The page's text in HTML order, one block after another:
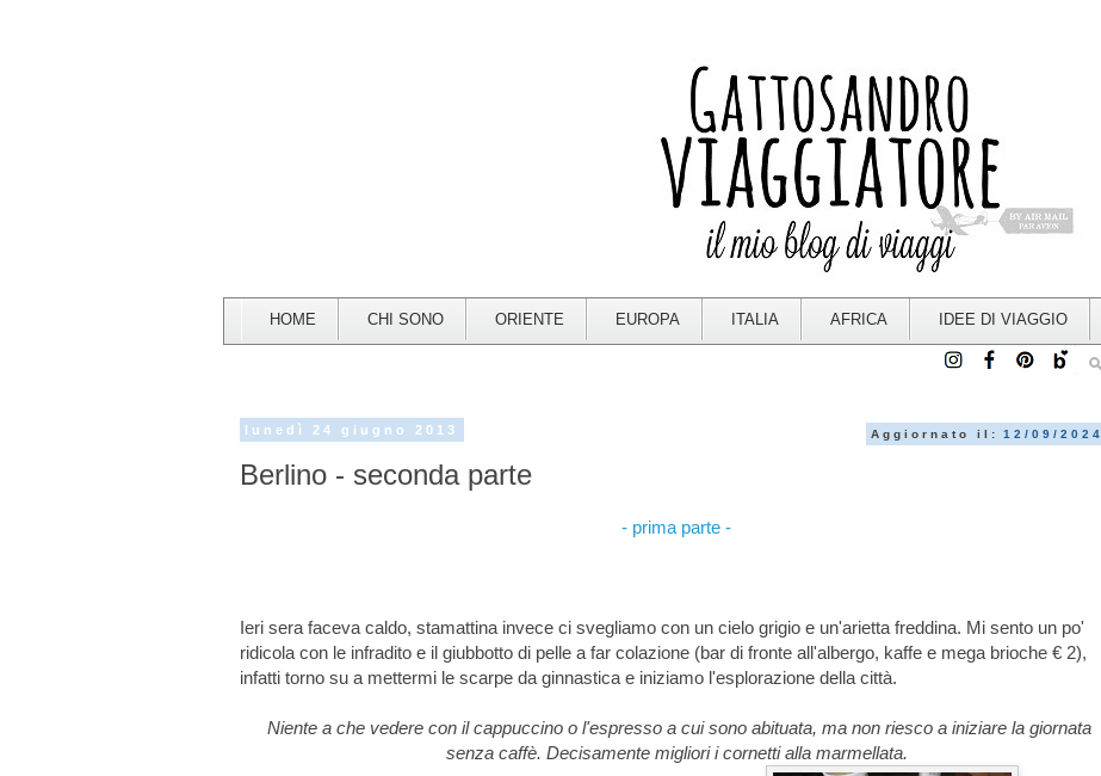
HOME CHI SONO ORIENTE EUROPA ITALIA AFRICA IDEE DI VIAGGIO
lunedì 24 giugno 2013 Aggiornato il: 12/09/2024
Berlino - seconda parte
- prima parte -
Ieri sera faceva caldo, stamattina invece ci svegliamo con un cielo grigio e un'arietta freddina. Mi sento un po'
ridicola con le infradito e il giubbotto di pelle a far colazione (bar di fronte all'albergo, kaffe e mega brioche € 2),
infatti torno su a mettermi le scarpe da ginnastica e iniziamo l'esplorazione della città.
Niente a che vedere con il cappuccino o l'espresso a cui sono abituata, ma non riesco a iniziare la giornata
senza caffè. Decisamente migliori i cornetti alla marmellata.